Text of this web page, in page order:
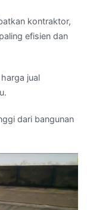
kontraktor,
efisien dan
jual
dari bangunan